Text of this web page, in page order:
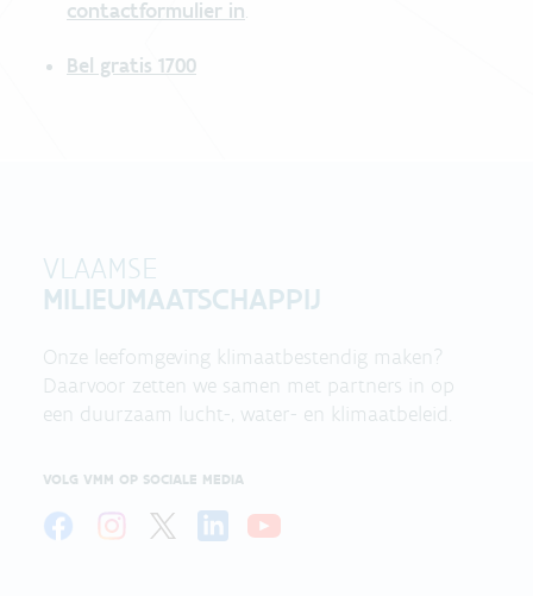
contactformulier in.
Bel gratis 1700
VLAAMSE
MILIEUMAATSCHAPPIJ
Onze leefomgeving klimaatbestendig maken?
Daarvoor zetten we samen met partners in op
een duurzaam lucht-, water- en klimaatbeleid.
VOLG VMM OP SOCIALE MEDIA